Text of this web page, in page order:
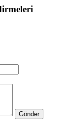
Gönder